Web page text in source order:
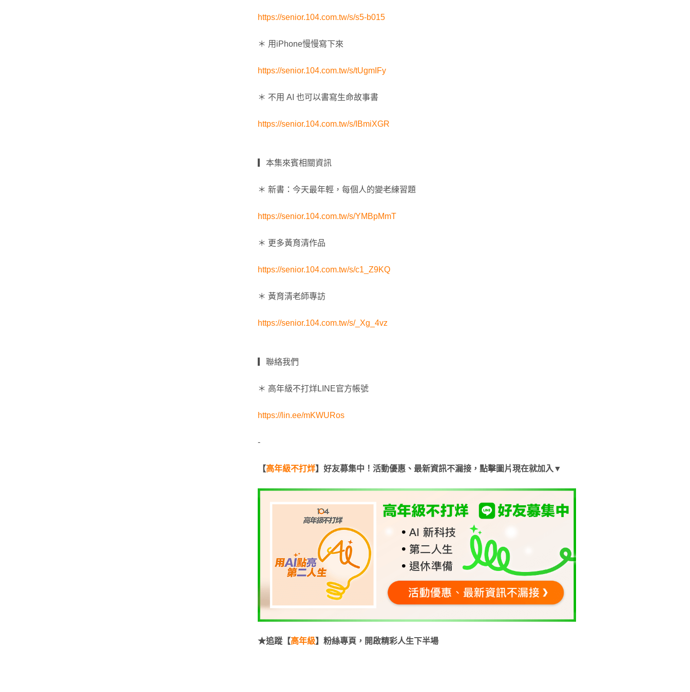
https://senior.104.com.tw/s/s5-b015
＊ 用iPhone慢慢寫下來
https://senior.104.com.tw/s/tUgmIFy
＊ 不用 AI 也可以書寫生命故事書
https://senior.104.com.tw/s/IBmiXGR
▎本集來賓相關資訊
＊ 新書：今天最年輕，每個人的變老練習題
https://senior.104.com.tw/s/YMBpMmT
＊ 更多黃育清作品
https://senior.104.com.tw/s/c1_Z9KQ
＊ 黃育清老師專訪
https://senior.104.com.tw/s/_Xg_4vz
▎聯絡我們
＊ 高年級不打烊LINE官方帳號
https://lin.ee/mKWURos
-
【高年級不打烊】好友募集中！活動優惠、最新資訊不漏接，點擊圖片現在就加入▼
★追蹤【高年級】粉絲專頁，開啟精彩人生下半場